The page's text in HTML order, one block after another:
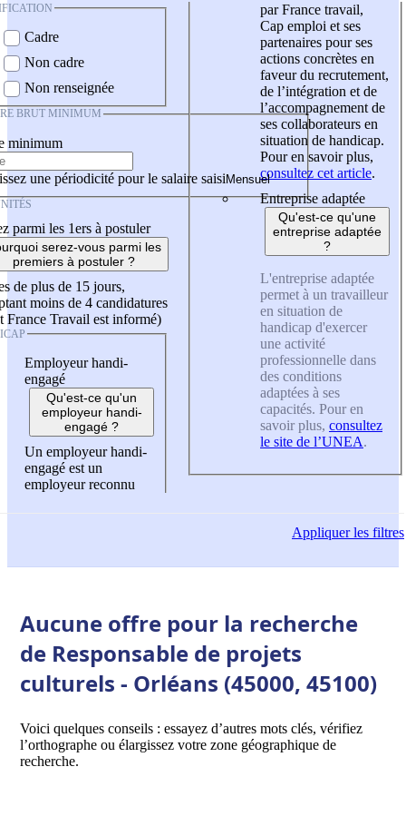
Cadre
Non cadre
Non renseignée
BRUT MINIMUM
minimum
une périodicité pour le salaire saisi
parmi les 1ers à postuler
serez-vous parmi les
premiers à postuler ?
de plus de 15 jours,
moins de 4 candidatures
France Travail est informé)
Employeur handi-
engagé
Qu'est-ce qu'un
employeur handi-
engagé ?
Un employeur handi-
engagé est un
employeur reconnu
par France travail,
Cap emploi et ses
partenaires pour ses
actions concrètes en
faveur du recrutement,
de l’intégration et de
l’accompagnement de
ses collaborateurs en
situation de handicap.
Pour en savoir plus,
consultez cet article.
Entreprise adaptée
Qu'est-ce qu'une
entreprise adaptée
?
L'entreprise adaptée
permet à un travailleur
en situation de
handicap d'exercer
une activité
professionnelle dans
des conditions
adaptées à ses
capacités. Pour en
savoir plus, consultez
le site de l’UNEA.
Appliquerles filtres
Aucune offre pour la recherche
de Responsable de projets
culturels - Orléans (45000, 45100)
Voici quelques conseils : essayez d’autres mots clés, vérifiez
l’orthographe ou élargissez votre zone géographique de
recherche.